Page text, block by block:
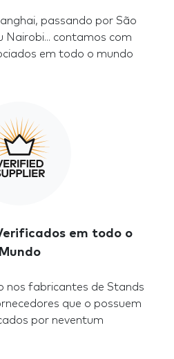
passando por São
Nairobi... contamos com
em todo o mundo
em todo o
Mundo
nos fabricantes de Stands
que o possuem
por neventum